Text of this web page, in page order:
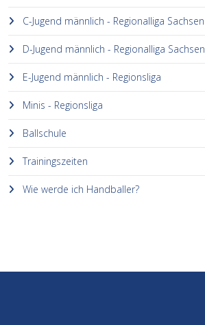
C-Jugend männlich - Regionalliga Sachsen
D-Jugend männlich - Regionalliga Sachsen
E-Jugend männlich - Regionsliga
Minis - Regionsliga
Ballschule
Trainingszeiten
Wie werde ich Handballer?